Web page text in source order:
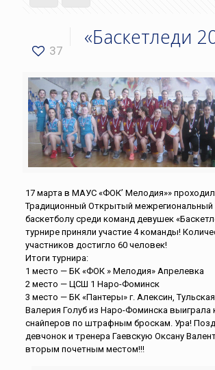
37
«Баскетледи
17 марта в МАУС «ФОК’ Мелодия»» проходил
Традиционный Открытый межрегиональный
баскетболу среди команд девушек
турнире приняли участие 4 команды!
участников достигло 60 человек!
Итоги турнира:
1 место — БК «ФОК » Мелодия» Апрелевка
2 место — ЦСШ 1 Наро-Фоминск
3 место — БК «Пантеры» г. Алексин,
Валерия Голуб из Наро-Фоминска выиграла
снайперов по штрафным броскам. Ура!
девчонок и тренера Гаевскую Оксану
вторым почетным местом!!!